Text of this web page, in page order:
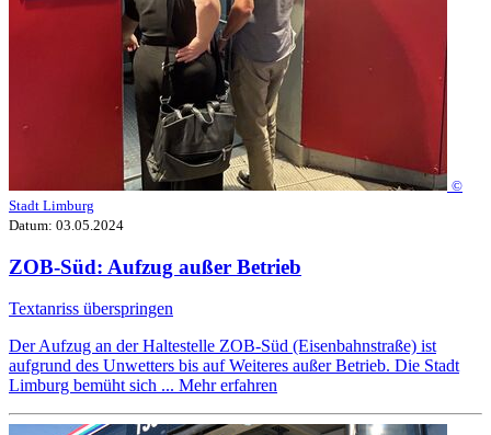
©
Stadt Limburg
Datum: 03.05.2024
ZOB-Süd: Aufzug außer Betrieb
Textanriss überspringen
Der Aufzug an der Haltestelle ZOB-Süd (Eisenbahnstraße) ist
aufgrund des Unwetters bis auf Weiteres außer Betrieb. Die Stadt
Limburg bemüht sich ... Mehr erfahren